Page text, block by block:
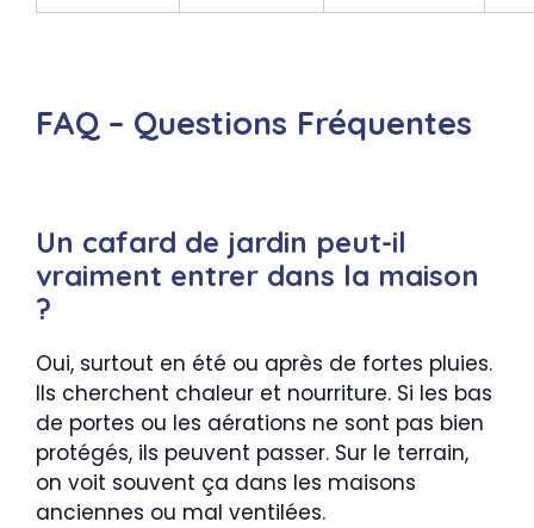
FAQ – Questions Fréquentes
Un cafard de jardin peut-il
vraiment entrer dans la maison
?
Oui, surtout en été ou après de fortes pluies.
Ils cherchent chaleur et nourriture. Si les bas
de portes ou les aérations ne sont pas bien
protégés, ils peuvent passer. Sur le terrain,
on voit souvent ça dans les maisons
anciennes ou mal ventilées.